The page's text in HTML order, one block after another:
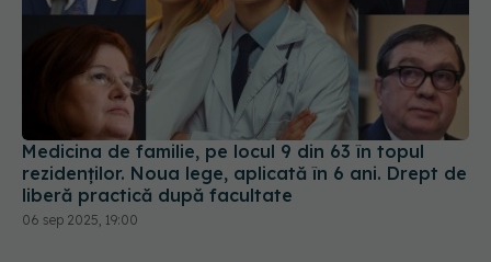
Medicina de familie, pe locul 9 din 63 în topul
rezidenților. Noua lege, aplicată în 6 ani. Drept de
liberă practică după facultate
06 sep 2025, 19:00